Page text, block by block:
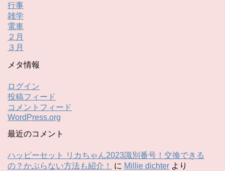
行事
雑学
電車
２月
３月
メタ情報
ログイン
投稿フィード
コメントフィード
WordPress.org
最近のコメント
ハッピーセット リカちゃん2023識別番号！交換できる
の？かぶらない方法も紹介！
に Millie dichter より